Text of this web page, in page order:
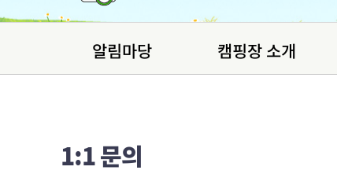
알림마당 캠핑장 소개
1:1 문의